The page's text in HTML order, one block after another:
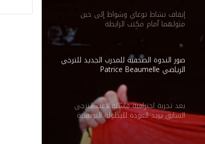
إيقاف نشاط توغاي وشواط إلى حين
مثولهما أمام مكتب الرابطة
صور الندوة الصحفية للمدرب الجديد للترجي
الرياضي Patrice Beaumelle
بعد تجربة احترافية فاشلة:لاعب الترجي
السابق يريد العودة للبطولة التونسية